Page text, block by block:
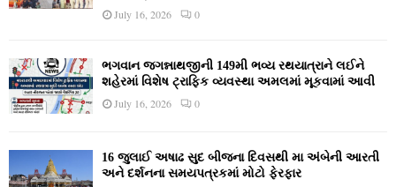
July 16, 2026 0
ભગવાન જગન્નાથજીની 149મી ભવ્ય રથયાત્રાને લઈને
શહેરમાં વિશેષ ટ્રાફિક વ્યવસ્થા અમલમાં મૂકવામાં આવી
July 16, 2026 0
16 જુલાઈ અષાઢ સુદ બીજના દિવસથી મા અંબેની આરતી
અને દર્શનના સમયપત્રકમાં મોટો ફેરફાર